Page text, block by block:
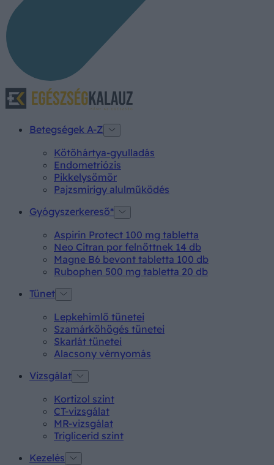
Betegségek A-Z
Kötőhártya-gyulladás
Endometriózis
Pikkelysömör
Pajzsmirigy alulműködés
Gyógyszerkereső*
Aspirin Protect 100 mg tabletta
Neo Citran por felnőttnek 14 db
Magne B6 bevont tabletta 100 db
Rubophen 500 mg tabletta 20 db
Tünet
Lepkehimlő tünetei
Szamárköhögés tünetei
Skarlát tünetei
Alacsony vérnyomás
Vizsgálat
Kortizol szint
CT-vizsgálat
MR-vizsgálat
Triglicerid szint
Kezelés